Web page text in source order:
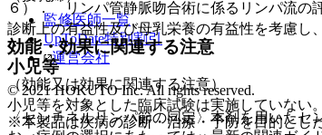
診断上の有益性及び母乳栄養の有益性を考慮し
小児等
小児等を対象とした臨床試験は実施していない。
６）． リンパ管静脈吻合術に係るリンパ流の評
効能・効果に関連する注意
（効能又は効果に関連する注意）
〈センチネルリンパ節の同定〉本剤を用いた
監修医師一覧
UpToDate特別割引
運営会社
© 2021 HOKUTO Inc. All rights reserved.
※本製品は疾病の診断・治療・予防を目的とし